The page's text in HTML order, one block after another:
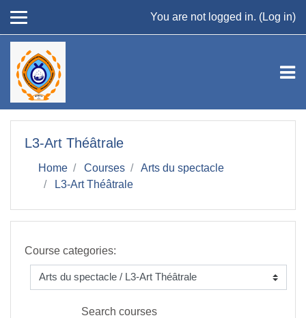
You are not logged in. (Log in)
L3-Art Théâtrale
Home Courses
Arts du spectacle
L3-Art Théâtrale
Course categories:
Search courses